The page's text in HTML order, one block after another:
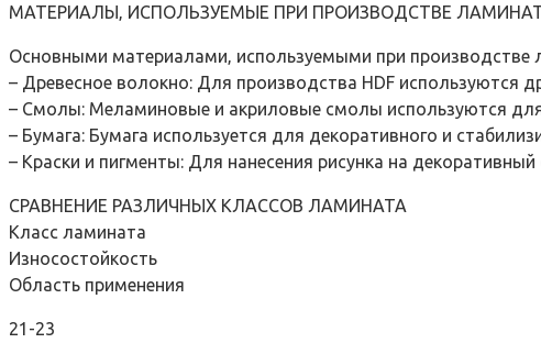
МАТЕРИАЛЫ‚ ИСПОЛЬЗУЕМЫЕ ПРИ ПРОИЗВОДСТВЕ
Основными материалами‚ используемыми при производстве
– Древесное волокно: Для производства HDF используются
– Смолы: Меламиновые и акриловые смолы используются
– Бумага: Бумага используется для декоративного и
– Краски и пигменты: Для нанесения рисунка на
СРАВНЕНИЕ РАЗЛИЧНЫХ КЛАССОВ ЛАМИНАТА
Класс ламината
Износостойкость
Область применения
21-23